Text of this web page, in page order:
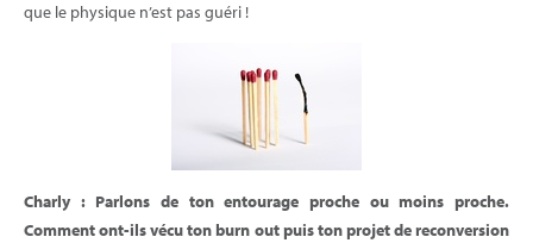
que le physique n’est pas guéri !
Charly : Parlons de ton entourage proche ou moins proche.
Comment ont-ils vécu ton burn out puis ton projet de reconversion